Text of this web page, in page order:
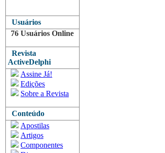
Usuários
76 Usuários Online
Revista
ActiveDelphi
Assine Já!
Edições
Sobre a Revista
Conteúdo
Apostilas
Artigos
Componentes